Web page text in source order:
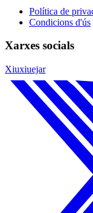
Política de
Condicions d'ús
Xarxes socials
Xiuxiuejar